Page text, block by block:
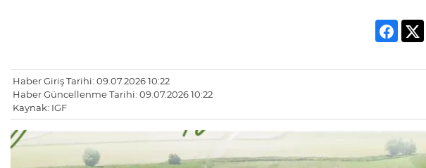
Haber Giriş Tarihi: 09.07.2026 10:22
Haber Güncellenme Tarihi: 09.07.2026 10:22
Kaynak: IGF